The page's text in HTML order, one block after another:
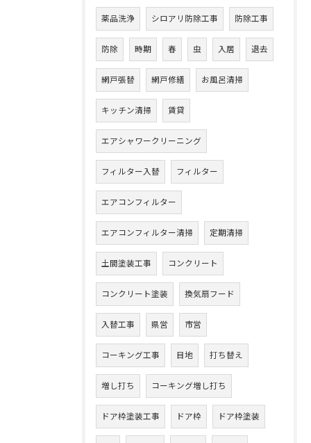
薬品洗浄 シロアリ防除工事 防除工事
防除 時期 春 虫 入居 退去
網戸張替 網戸修繕 お風呂清掃
キッチン清掃 賃貸
エアシャワークリーニング
フィルター入替 フィルター
エアコンフィルター
エアコンフィルター清掃 定期清掃
土間塗装工事 コンクリート
コンクリート塗装 換気扇フード
入替工事 県営 市営
コーキング工事 目地 打ち替え
増し打ち コーキング増し打ち
ドア枠塗装工事 ドア枠 ドア枠塗装